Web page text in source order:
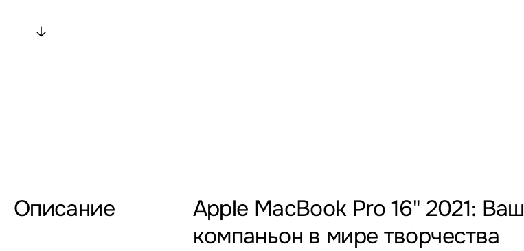
Описание
Apple MacBook Pro 16" 2021: Ваш
компаньон в мире творчества